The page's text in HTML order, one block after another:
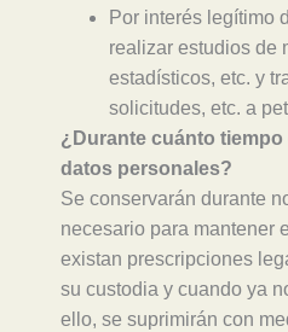
Por interés legítimo
realizar estudios de
estadísticos, etc. y
solicitudes, etc. a
¿Durante cuánto
datos personales?
Se conservarán durante
necesario para mantener
existan prescripciones
su custodia y cuando ya
ello, se suprimirán con